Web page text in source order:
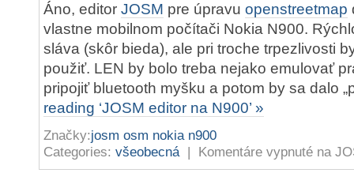
Áno, editor JOSM pre úpravu openstreetmap
vlastne mobilnom počítači Nokia N900.
sláva (skôr bieda), ale pri troche trpezlivosti
použiť. LEN by bolo treba nejako emulovať
pripojiť bluetooth myšku a potom by sa dalo
reading ‘JOSM editor na N900’ »
Značky:josm osm nokia n900
Categories: všeobecná| Komentáre vypnuté na